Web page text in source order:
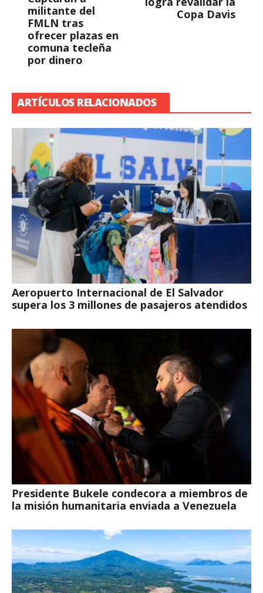
militante del
FMLN tras
ofrecer plazas en
comuna tecleña
por dinero
Copa Davis
ARTÍCULOS RELACIONADOS
Aeropuerto Internacional de El Salvador
supera los 3 millones de pasajeros atendidos
Presidente Bukele condecora a miembros de
la misión humanitaria enviada a Venezuela